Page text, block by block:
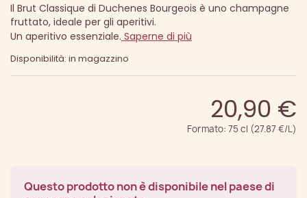
Il Brut Classique di Duchenes Bourgeois è uno champagne
fruttato, ideale per gli aperitivi.
Un aperitivo essenziale. Saperne di più
Disponibilità: in magazzino
20,90 €
Formato: 75 cl (27.87 €/L)
Questo prodotto non è disponibile nel paese di